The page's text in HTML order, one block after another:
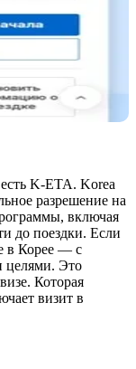
K-ETA. Korea
разрешение на
включая
до поездки. Если
в Корее — с
целями. Это
Которая
визит в